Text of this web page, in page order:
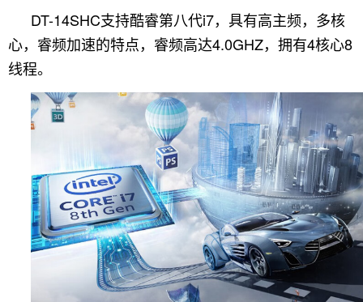
DT-14SHC支持酷睿第八代i7，具有高主频，多核
心，睿频加速的特点，睿频高达4.0GHZ，拥有4核心8
线程。